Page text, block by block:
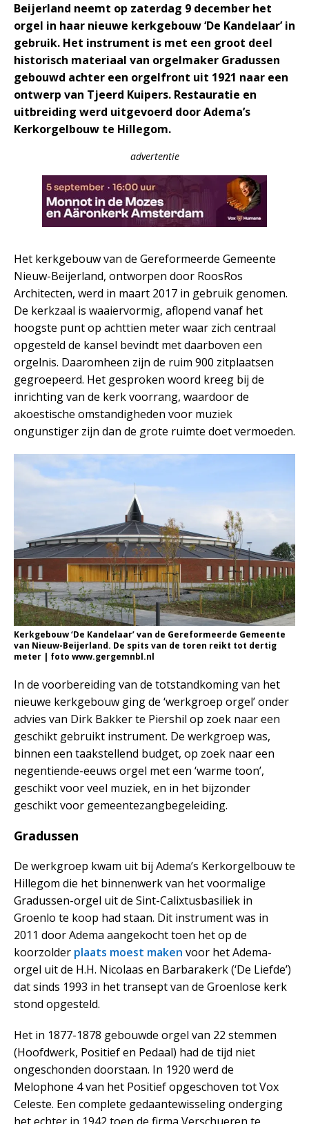
Beijerland neemt op zaterdag 9 december het
orgel in haar nieuwe kerkgebouw ‘De Kandelaar’ in
gebruik. Het instrument is met een groot deel
historisch materiaal van orgelmaker Gradussen
gebouwd achter een orgelfront uit 1921 naar een
ontwerp van Tjeerd Kuipers. Restauratie en
uitbreiding werd uitgevoerd door Adema’s
Kerkorgelbouw te Hillegom.
advertentie
Het kerkgebouw van de Gereformeerde Gemeente
Nieuw-Beijerland, ontworpen door RoosRos
Architecten, werd in maart 2017 in gebruik genomen.
De kerkzaal is waaiervormig, aflopend vanaf het
hoogste punt op achttien meter waar zich centraal
opgesteld de kansel bevindt met daarboven een
orgelnis. Daaromheen zijn de ruim 900 zitplaatsen
gegroepeerd. Het gesproken woord kreeg bij de
inrichting van de kerk voorrang, waardoor de
akoestische omstandigheden voor muziek
ongunstiger zijn dan de grote ruimte doet vermoeden.
Kerkgebouw ‘De Kandelaar’ van de Gereformeerde Gemeente
van Nieuw-Beijerland. De spits van de toren reikt tot dertig
meter | foto www.gergemnbl.nl
In de voorbereiding van de totstandkoming van het
nieuwe kerkgebouw ging de ‘werkgroep orgel’ onder
advies van Dirk Bakker te Piershil op zoek naar een
geschikt gebruikt instrument. De werkgroep was,
binnen een taakstellend budget, op zoek naar een
negentiende-eeuws orgel met een ‘warme toon’,
geschikt voor veel muziek, en in het bijzonder
geschikt voor gemeentezangbegeleiding.
Gradussen
De werkgroep kwam uit bij Adema’s Kerkorgelbouw te
Hillegom die het binnenwerk van het voormalige
Gradussen-orgel uit de Sint-Calixtusbasiliek in
Groenlo te koop had staan. Dit instrument was in
2011 door Adema aangekocht toen het op de
koorzolder plaats moest maken voor het Adema-
orgel uit de H.H. Nicolaas en Barbarakerk (‘De Liefde’)
dat sinds 1993 in het transept van de Groenlose kerk
stond opgesteld.
Het in 1877-1878 gebouwde orgel van 22 stemmen
(Hoofdwerk, Positief en Pedaal) had de tijd niet
ongeschonden doorstaan. In 1920 werd de
Melophone 4 van het Positief opgeschoven tot Vox
Celeste. Een complete gedaantewisseling onderging